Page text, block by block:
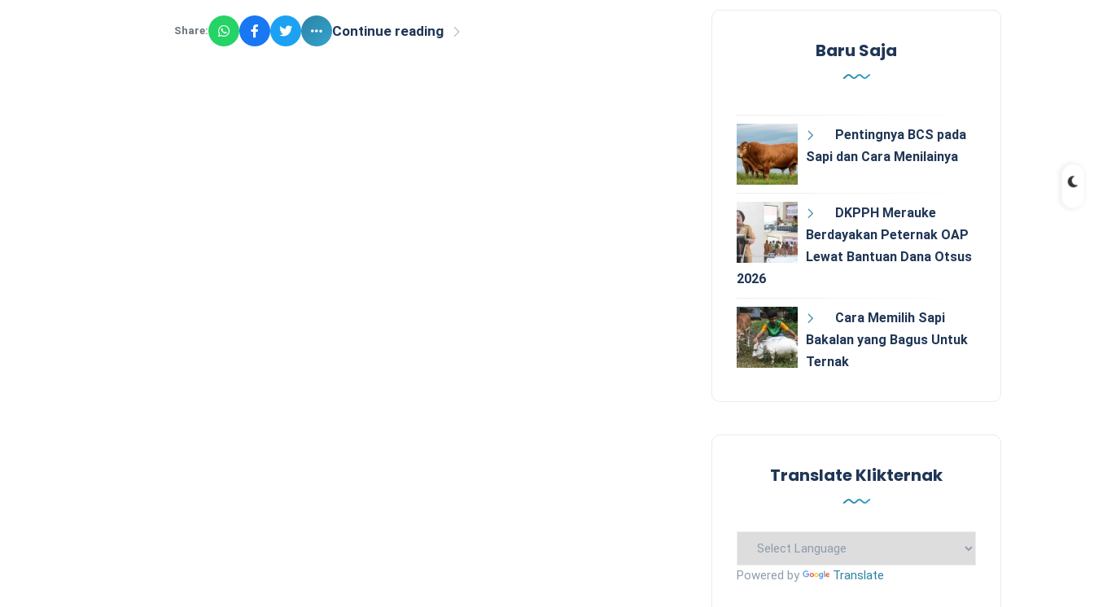
Share: Continue reading
Baru Saja
Pentingnya BCS pada
Sapi dan Cara Menilainya
DKPPH Merauke
Berdayakan Peternak OAP
Lewat Bantuan Dana Otsus
2026
Cara Memilih Sapi
Bakalan yang Bagus Untuk
Ternak
Translate Klikternak
Powered by Translate